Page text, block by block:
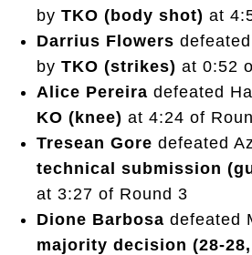
by TKO (body shot) at
Darrius Flowers
by TKO (strikes) at 0:52
Alice Pereira defeated
KO (knee) at 4:24 of
Tresean Gore defeated
technical submission
at 3:27 of Round 3
Dione Barbosa defeated
majority decision (28-28,